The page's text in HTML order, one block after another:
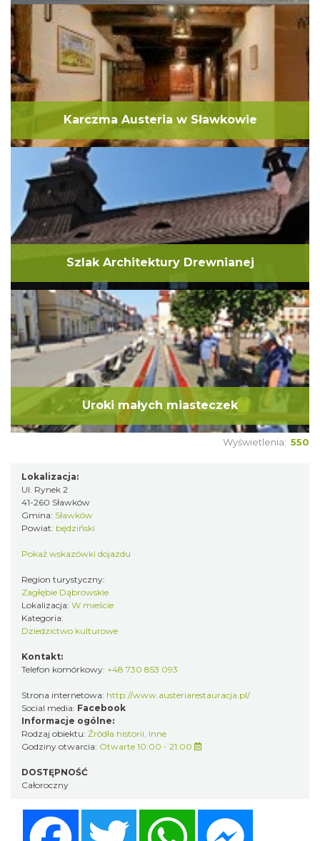
Karczma Austeria w Sławkowie
Szlak Architektury Drewnianej
Uroki małych miasteczek
Wyświetlenia: 550
Lokalizacja:
Ul. Rynek 2
41-260 Sławków
Gmina: Sławków
Powiat: będziński
Pokaż wskazówki dojazdu
Region turystyczny:
Zagłębie Dąbrowskie
Lokalizacja: W mieście
Kategoria:
Dziedzictwo kulturowe
Kontakt:
Telefon komórkowy: +48 730 853 093
Strona internetowa: http://www.austeriarestauracja.pl/
Social media: Facebook
Informacje ogólne:
Rodzaj obiektu: Źródła historii, Inne
Godziny otwarcia: Otwarte 10:00 - 21:00
DOSTĘPNOŚĆ
Całoroczny
Twitter WhatsApp